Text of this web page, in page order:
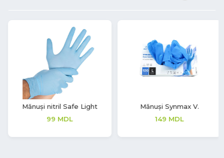
Mănuși Synmax V.
149 MDL
Mănuși latex Soft Touch
208 MDL